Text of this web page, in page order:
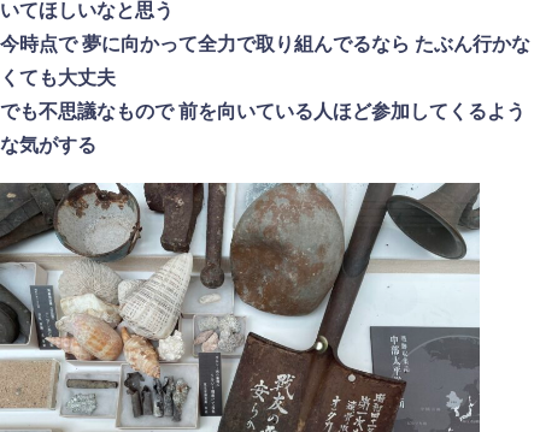
いてほしいなと思う
今時点で 夢に向かって全力で取り組んでるなら たぶん行かな
くても大丈夫
でも不思議なもので 前を向いている人ほど参加してくるよう
な気がする